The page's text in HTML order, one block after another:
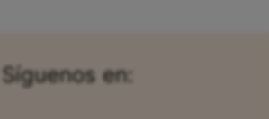
Síguenos en: